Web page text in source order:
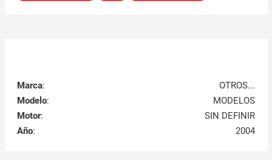
Marca:
OTROS...
Modelo:
MODELOS
Motor:
SIN DEFINIR
Año: 2004